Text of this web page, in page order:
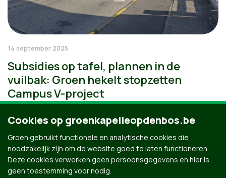
14 september 2025
Subsidies op tafel, plannen in de
vuilbak: Groen hekelt stopzetten
Campus V-project
Cookies op groenkapelleopdenbos.be
Groen gebruikt functionele en analytische cookies die
noodzakelijk zijn om de website goed te laten functioneren.
Deze cookies verwerken geen persoonsgegevens en hier is
geen toestemming voor nodig.